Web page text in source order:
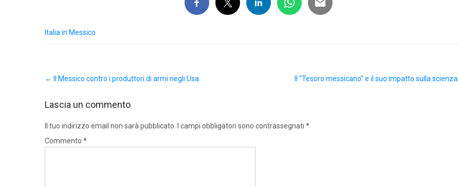
Italia in Messico
navigation
← Il Messico contro i produttori di armi negli Usa Il “Tesoro messicano” e il suo impatto sulla scienza
Lascia un commento
Il tuo indirizzo email non sarà pubblicato. I campi obbligatori sono contrassegnati *
Commento *